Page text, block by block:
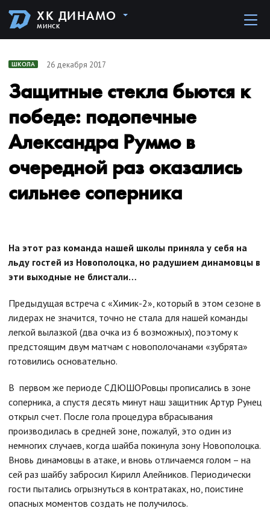
ХК ДИНАМО
МИНСК
ШКОЛА 26 декабря 2017
Защитные стекла бьются к
победе: подопечные
Александра Руммо в
очередной раз оказались
сильнее соперника
На этот раз команда нашей школы приняла у себя на
льду гостей из Новополоцка, но радушием динамовцы в
эти выходные не блистали…
Предыдущая встреча с «Химик-2», который в этом сезоне в
лидерах не значится, точно не стала для нашей команды
легкой вылазкой (два очка из 6 возможных), поэтому к
предстоящим двум матчам с новополочанами «зубрята»
готовились основательно.
В первом же периоде СДЮШОРовцы прописались в зоне
соперника, а спустя десять минут наш защитник Артур Рунец
открыл счет. После гола процедура вбрасывания
производилась в средней зоне, пожалуй, это один из
немногих случаев, когда шайба покинула зону Новополоцка.
Вновь динамовцы в атаке, и вновь отличаемся голом – на
сей раз шайбу забросил Кирилл Алейников. Периодически
гости пытались огрызнуться в контратаках, но, поистине
опасных моментов создать не получилось.